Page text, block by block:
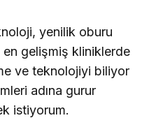
yenilik oburu
gelişmiş kliniklerde
ve teknolojiyi biliyor
adına gurur
istiyorum.